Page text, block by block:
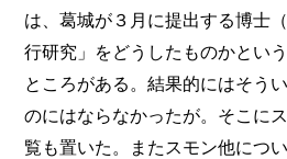
は、葛城が３月に提出する博士
行研究」をどうしたものかとい
ところがある。結果的にはそう
のにはならなかったが。そこに
覧も置いた。またスモン他につ